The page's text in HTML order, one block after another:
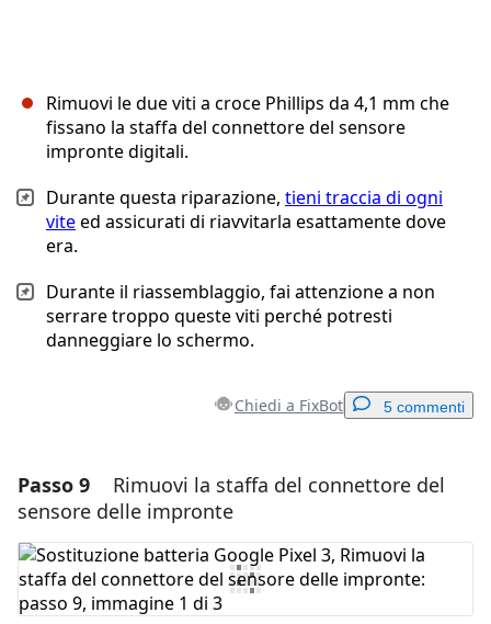
Rimuovi le due viti a croce Phillips da 4,1 mm che
fissano la staffa del connettore del sensore
impronte digitali.
Durante questa riparazione, tieni traccia di ogni
viteed assicurati di riavvitarla esattamente dove
era.
Durante il riassemblaggio, fai attenzione a non
serrare troppo queste viti perché potresti
danneggiare lo schermo.
Chiedi a FixBot 5 commenti
Aggiungi un commento
Aggiungi Commento
Passo 9
Rimuovi la staffa del connettore del
sensore delle impronte